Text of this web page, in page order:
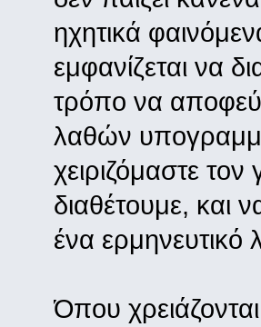
ηχητικά
εμφανίζεται να
τρόπο να
λαθών
χειριζόμαστε
διαθέτουμε, και
ένα ερμηνευτικό
Όπου